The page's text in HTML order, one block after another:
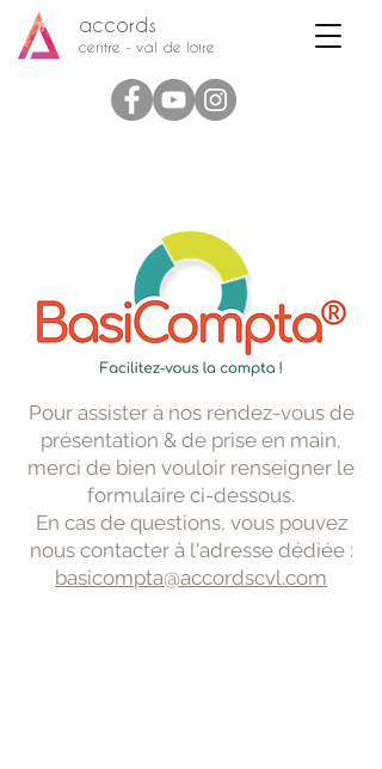
accords
centre - val de loire
Pour assister à nos rendez-vous de
présentation & de prise en main,
merci de bien vouloir renseigner le
formulaire ci-dessous.
En cas de questions, vous pouvez
nous contacter à l'adresse dédiée :
basicompta@accordscvl.com